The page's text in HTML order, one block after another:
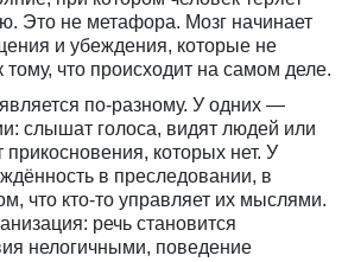
Это не метафора. Мозг начинает
и убеждения, которые не
что происходит на самом деле.
по-разному. У одних —
слышат голоса, видят людей или
прикосновения, которых нет. У
в преследовании, в
что кто-то управляет их мыслями.
речь становится
нелогичными, поведение